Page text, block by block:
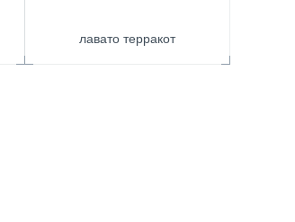
лавато терракот